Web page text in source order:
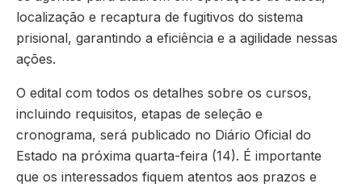
localização e recaptura de fugitivos do sistema
prisional, garantindo a eficiência e a agilidade nessas
ações.
O edital com todos os detalhes sobre os cursos,
incluindo requisitos, etapas de seleção e
cronograma, será publicado no Diário Oficial do
Estado na próxima quarta-feira (14). É importante
que os interessados fiquem atentos aos prazos e